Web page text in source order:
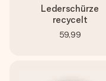
Lederschürze
recycelt
59,99